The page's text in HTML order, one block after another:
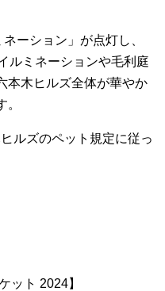
ーション」が点灯し、
ルミネーションや毛利庭
本木ヒルズ全体が華やか
ルズのペット規定に従っ
ット 2024】